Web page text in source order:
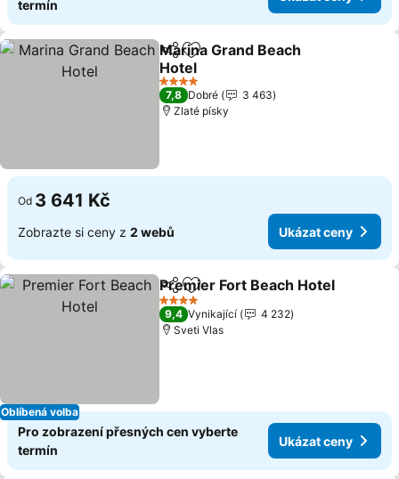
termín
SdíletPřidat na seznam oblíbených
Marina Grand Beach
Hotel
4 Počet hvězdiček
7,8 Dobré
3 463
Zlaté písky
Od 3 641 Kč
Zobrazte si ceny z 2 webů Ukázat ceny
Oblíbená volba
SdíletPřidat na seznam oblíbených
Premier Fort Beach Hotel
4 Počet hvězdiček
9,4 Vynikající
4 232
Sveti Vlas
Pro zobrazení přesných cen vyberte
termín
Ukázat ceny